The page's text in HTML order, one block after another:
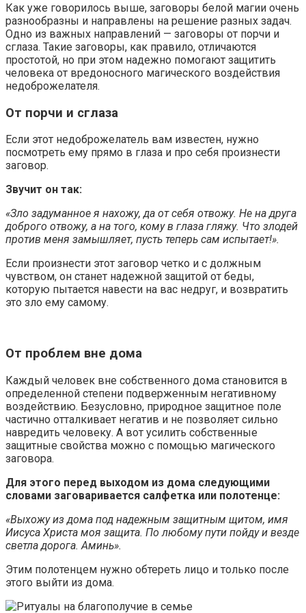
Как уже говорилось выше, заговоры белой магии очень
разнообразны и направлены на решение разных задач.
Одно из важных направлений — заговоры от порчи и
сглаза. Такие заговоры, как правило, отличаются
простотой, но при этом надежно помогают защитить
человека от вредоносного магического воздействия
недоброжелателя.
От порчи и сглаза
Если этот недоброжелатель вам известен, нужно
посмотреть ему прямо в глаза и про себя произнести
заговор.
Звучит он так:
«Зло задуманное я нахожу, да от себя отвожу. Не на друга
доброго отвожу, а на того, кому в глаза гляжу. Что злодей
против меня замышляет, пусть теперь сам испытает!».
Если произнести этот заговор четко и с должным
чувством, он станет надежной защитой от беды,
которую пытается навести на вас недруг, и возвратить
это зло ему самому.
От проблем вне дома
Каждый человек вне собственного дома становится в
определенной степени подверженным негативному
воздействию. Безусловно, природное защитное поле
частично отталкивает негатив и не позволяет сильно
навредить человеку. А вот усилить собственные
защитные свойства можно с помощью магического
заговора.
Для этого перед выходом из дома следующими
словами заговаривается салфетка или полотенце:
«Выхожу из дома под надежным защитным щитом, имя
Иисуса Христа моя защита. По любому пути пойду и везде
светла дорога. Аминь».
Этим полотенцем нужно обтереть лицо и только после
этого выйти из дома.